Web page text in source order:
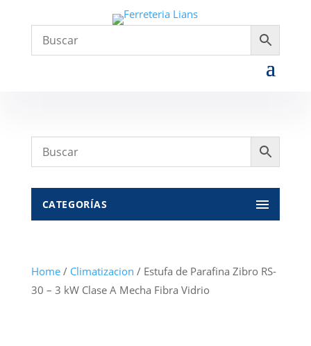
CATEGORÍAS
Home/ Climatizacion / Estufa de Parafina Zibro RS-
30 – 3 kW Clase A Mecha Fibra Vidrio